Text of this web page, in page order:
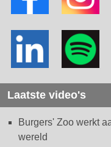
Laatste video's
Burgers' Zoo werkt
wereld